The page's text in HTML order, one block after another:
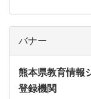
バナー
熊本県教育情報
登録機関